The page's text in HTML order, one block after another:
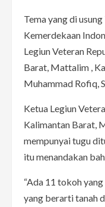
Tema yang di
Kemerdekaan
Legiun Veteran
Barat, Mattalim ,
Muhammad Rofiq,
Ketua Legiun
Kalimantan Barat,
mempunyai tugu
itu menandakan
“Ada 11 tokoh
yang berarti tanah